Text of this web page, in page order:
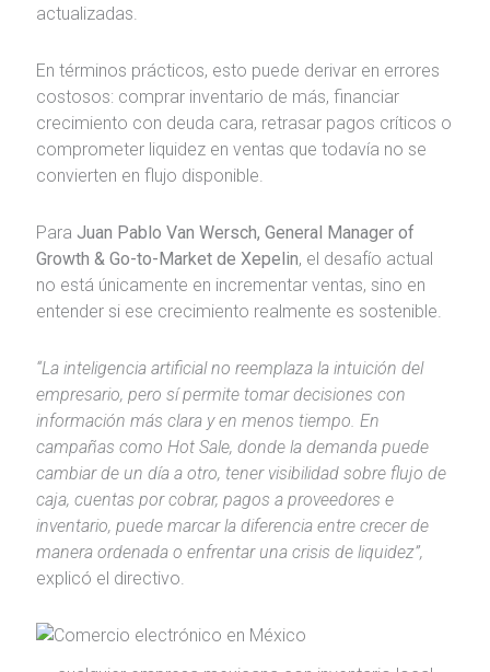
actualizadas.
En términos prácticos, esto puede derivar en errores
costosos: comprar inventario de más, financiar
crecimiento con deuda cara, retrasar pagos críticos o
comprometer liquidez en ventas que todavía no se
convierten en flujo disponible.
Para Juan Pablo Van Wersch, General Manager of
Growth & Go-to-Market de Xepelin, el desafío actual
no está únicamente en incrementar ventas, sino en
entender si ese crecimiento realmente es sostenible.
“La inteligencia artificial no reemplaza la intuición del
empresario, pero sí permite tomar decisiones con
información más clara y en menos tiempo. En
campañas como Hot Sale, donde la demanda puede
cambiar de un día a otro, tener visibilidad sobre flujo de
caja, cuentas por cobrar, pagos a proveedores e
inventario, puede marcar la diferencia entre crecer de
manera ordenada o enfrentar una crisis de liquidez”,
explicó el directivo.